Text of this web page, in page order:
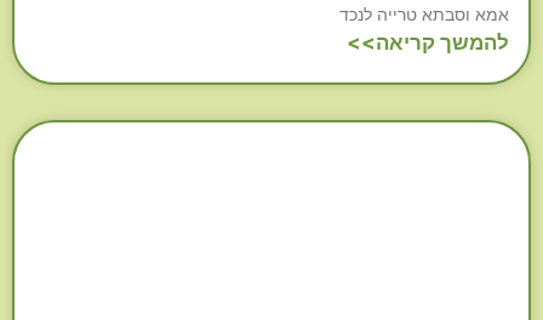
אמא וסבתא טרייה לנכד
להמשך קריאה>>